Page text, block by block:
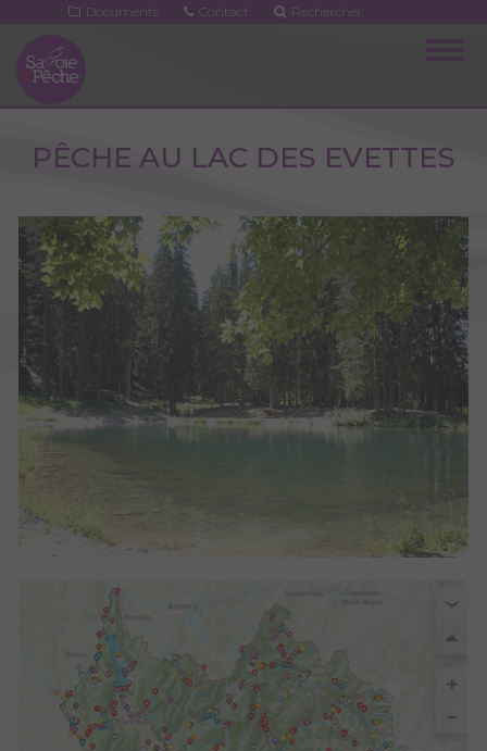
contenu
principal
Documents Contact Rechercher
PÊCHE AU LAC DES EVETTES